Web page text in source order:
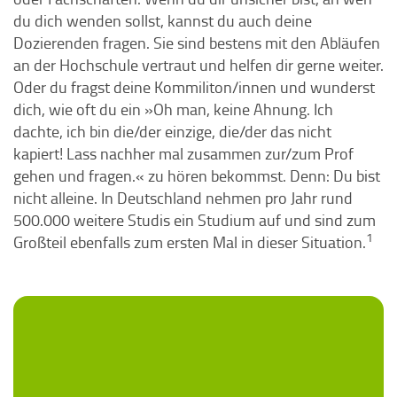
du dich wenden sollst, kannst du auch deine
Dozierenden fragen. Sie sind bestens mit den Abläufen
an der Hochschule vertraut und helfen dir gerne weiter.
Oder du fragst deine Kommiliton/innen und wunderst
dich, wie oft du ein »Oh man, keine Ahnung. Ich
dachte, ich bin die/der einzige, die/der das nicht
kapiert! Lass nachher mal zusammen zur/zum Prof
gehen und fragen.« zu hören bekommst. Denn: Du bist
nicht alleine. In Deutschland nehmen pro Jahr rund
500.000 weitere Studis ein Studium auf und sind zum
Großteil ebenfalls zum ersten Mal in dieser Situation.1